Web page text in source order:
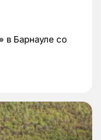
в Барнауле со